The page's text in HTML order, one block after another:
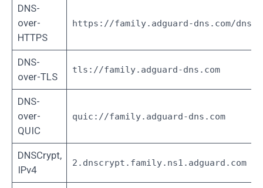
DNS-
over-
HTTPS
https://family.adguard-dns.com/dns-
DNS-
over-TLS
tls://family.adguard-dns.com
DNS-
over-
QUIC
quic://family.adguard-dns.com
DNSCrypt,
IPv4
2.dnscrypt.family.ns1.adguard.com